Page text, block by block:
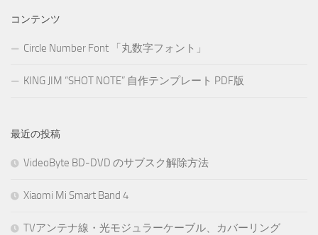
コンテンツ
Circle Number Font 「丸数字フォント」
KING JIM “SHOT NOTE” 自作テンプレート PDF版
最近の投稿
VideoByte BD-DVD のサブスク解除方法
Xiaomi Mi Smart Band 4
TVアンテナ線・光モジュラーケーブル、カバーリング